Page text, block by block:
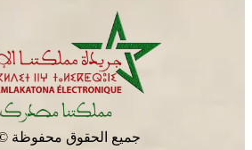
جميع الحقوق محفوظة ©